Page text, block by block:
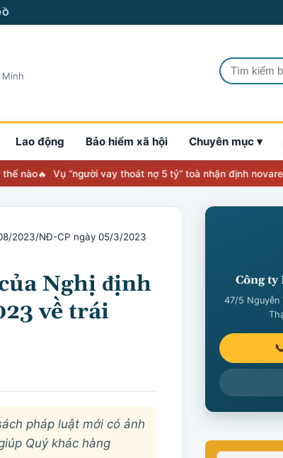
Minh
Lao động Bảo hiểm xã hội Chuyên mục ▾
Vụ “người vay thoát nợ 5 tỷ” toà nhận định novareal có
2023/NĐ-CP ngày 05/3/2023
Nghị định
về trái
pháp luật mới có ảnh
Quý khác hàng
Công ty
47/5 Nguyễn